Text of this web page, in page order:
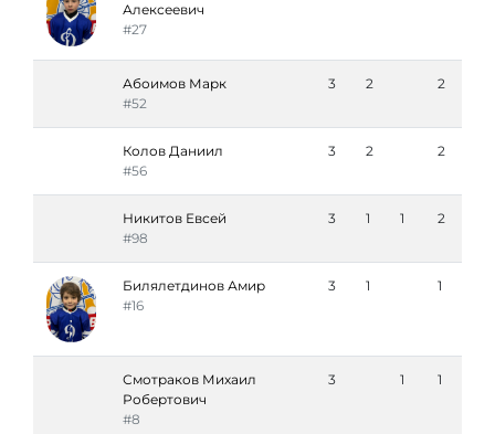
Алексеевич
#27
Абоимов Марк
#52
3 2 2
Колов Даниил
#56
3 2 2
Никитов Евсей
#98
3 1 1 2
Билялетдинов Амир
#16
3 1 1
Смотраков Михаил
Робертович
#8
3 1 1